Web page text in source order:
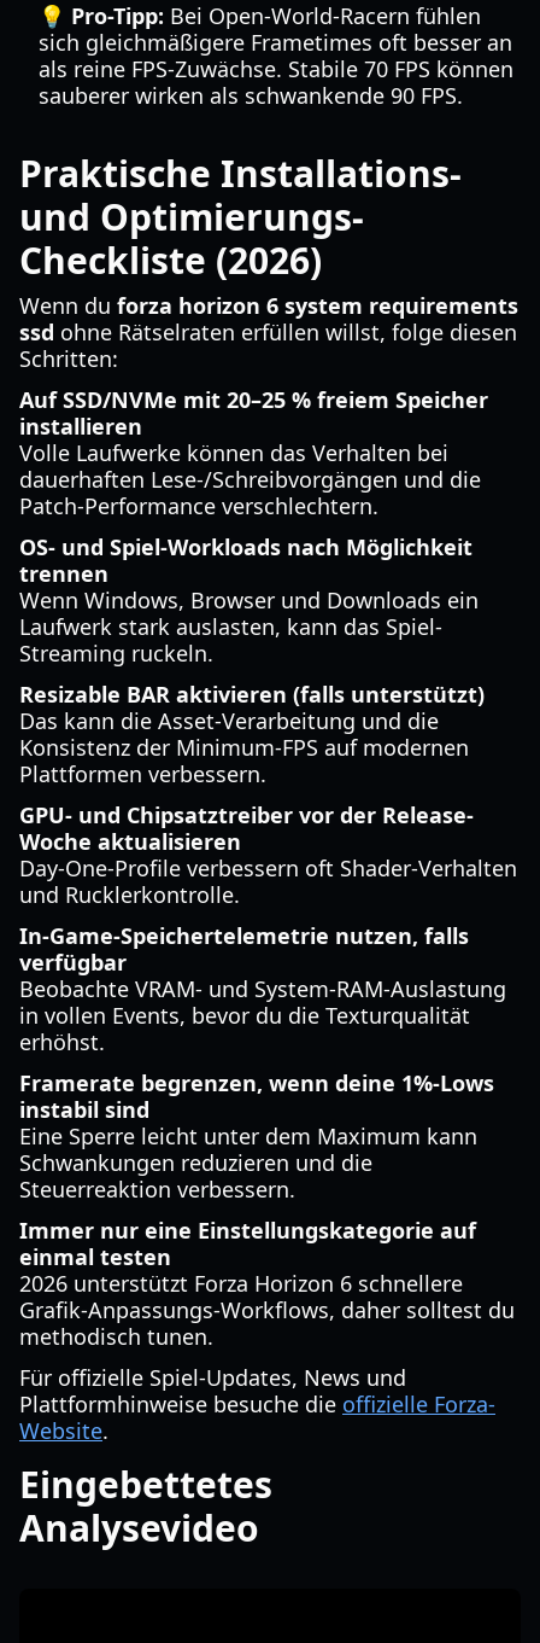
💡 Pro-Tipp: Bei Open-World-Racern fühlen
sich gleichmäßigere Frametimes oft besser an
als reine FPS-Zuwächse. Stabile 70 FPS können
sauberer wirken als schwankende 90 FPS.
Praktische Installations-
und Optimierungs-
Checkliste (2026)
Wenn du forza horizon 6 system requirements
ssd ohne Rätselraten erfüllen willst, folge diesen
Schritten:
Auf SSD/NVMe mit 20–25 % freiem Speicher
installieren
Volle Laufwerke können das Verhalten bei
dauerhaften Lese-/Schreibvorgängen und die
Patch-Performance verschlechtern.
OS- und Spiel-Workloads nach Möglichkeit
trennen
Wenn Windows, Browser und Downloads ein
Laufwerk stark auslasten, kann das Spiel-
Streaming ruckeln.
Resizable BAR aktivieren (falls unterstützt)
Das kann die Asset-Verarbeitung und die
Konsistenz der Minimum-FPS auf modernen
Plattformen verbessern.
GPU- und Chipsatztreiber vor der Release-
Woche aktualisieren
Day-One-Profile verbessern oft Shader-Verhalten
und Rucklerkontrolle.
In-Game-Speichertelemetrie nutzen, falls
verfügbar
Beobachte VRAM- und System-RAM-Auslastung
in vollen Events, bevor du die Texturqualität
erhöhst.
Framerate begrenzen, wenn deine 1%-Lows
instabil sind
Eine Sperre leicht unter dem Maximum kann
Schwankungen reduzieren und die
Steuerreaktion verbessern.
Immer nur eine Einstellungskategorie auf
einmal testen
2026 unterstützt Forza Horizon 6 schnellere
Grafik-Anpassungs-Workflows, daher solltest du
methodisch tunen.
Für offizielle Spiel-Updates, News und
Plattformhinweise besuche die offizielle Forza-
Website.
Eingebettetes
Analysevideo